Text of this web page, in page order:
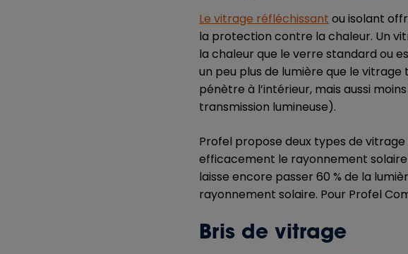
Le vitrage réfléchissant ou isolant
la protection contre la chaleur. Un
la chaleur que le verre standard ou
un peu plus de lumière que le
pénètre à l’intérieur, mais aussi
transmission lumineuse).
Profel propose deux types de
efficacement le rayonnement
laisse encore passer 60 % de la
rayonnement solaire. Pour Profel
Bris de vitrage